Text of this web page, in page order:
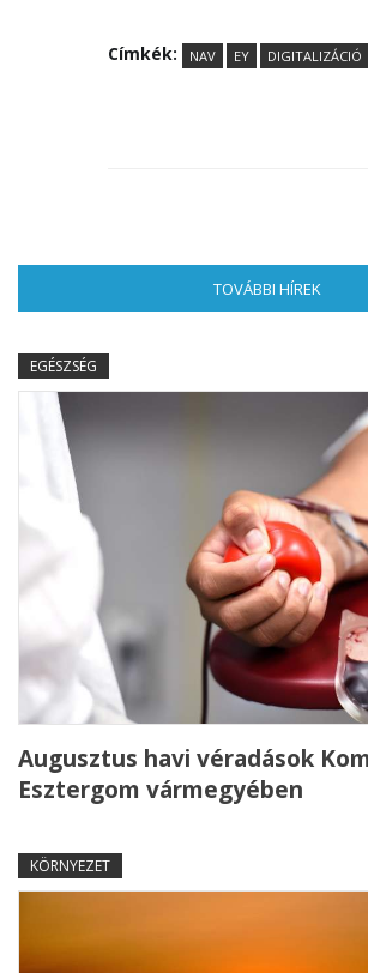
Címkék: NAV EY DIGITALIZÁCIÓ
TOVÁBBI HÍREK
EGÉSZSÉG
Augusztus havi véradások
Esztergom vármegyében
KÖRNYEZET